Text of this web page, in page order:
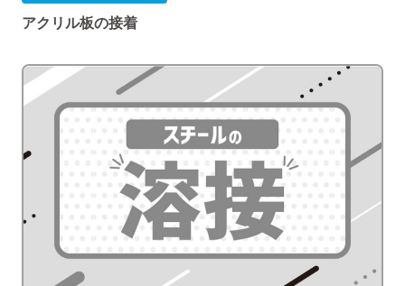
アクリル板の接着